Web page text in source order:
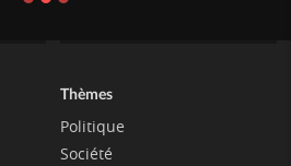
Thèmes
Politique
Société